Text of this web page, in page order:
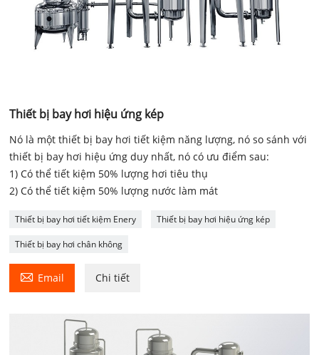
Thiết bị bay hơi hiệu ứng kép
Nó là một thiết bị bay hơi tiết kiệm năng lượng, nó so sánh với
thiết bị bay hơi hiệu ứng duy nhất, nó có ưu điểm sau:
1) Có thể tiết kiệm 50% lượng hơi tiêu thụ
2) Có thể tiết kiệm 50% lượng nước làm mát
Thiết bị bay hơi tiết kiệm Enery Thiết bị bay hơi hiệu ứng kép
Thiết bị bay hơi chân không
 Email Chi tiết